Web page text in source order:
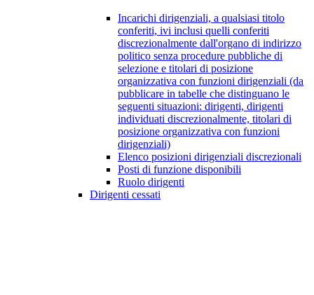
Incarichi dirigenziali, a qualsiasi titolo
conferiti, ivi inclusi quelli conferiti
discrezionalmente dall'organo di indirizzo
politico senza procedure pubbliche di
selezione e titolari di posizione
organizzativa con funzioni dirigenziali (da
pubblicare in tabelle che distinguano le
seguenti situazioni: dirigenti, dirigenti
individuati discrezionalmente, titolari di
posizione organizzativa con funzioni
dirigenziali)
Elenco posizioni dirigenziali discrezionali
Posti di funzione disponibili
Ruolo dirigenti
Dirigenti cessati